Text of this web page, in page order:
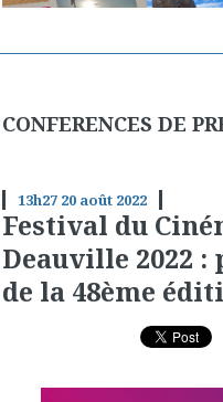
CONFERENCES DE
13h27 20 août 2022
Festival du
Deauville 2022
de la 48ème